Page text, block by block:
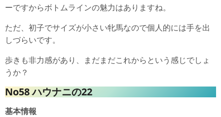
ーですからボトムラインの魅力はありますね。
ただ、初子でサイズが小さい牝馬なので個人的には手を出
しづらいです。
歩きも非力感があり、まだまだこれからという感じでしょ
うか？
No58 ハウナニの22
基本情報